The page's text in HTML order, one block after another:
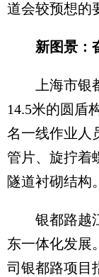
道会较预想的
新图景：
上海市银都
14.5米的圆盾
名一线作业人
管片、旋拧着
隧道衬砌结构。
银都路越江
东一体化发展
司银都路项目